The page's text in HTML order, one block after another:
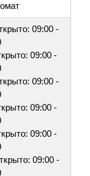
09:00 -
09:00 -
09:00 -
09:00 -
09:00 -
09:00 -